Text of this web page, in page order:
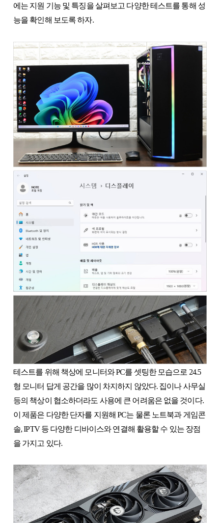
에는 지원 기능 및 특징을 살펴보고 다양한 테스트를 통해 성
능을 확인해 보도록 하자.
테스트를 위해 책상에 모니터와 PC를 셋팅한 모습으로 24.5
형 모니터 답게 공간을 많이 차지하지 않았다. 집이나 사무실
등의 책상이 협소하더라도 사용에 큰 어려움은 없을 것이다.
이 제품은 다양한 단자를 지원해 PC는 물론 노트북과 게임콘
솔, IPTV 등 다양한 디바이스와 연결해 활용할 수 있는 장점
을 가지고 있다.